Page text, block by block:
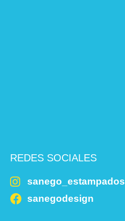
REDES SOCIALES
sanego_estampados
sanegodesign